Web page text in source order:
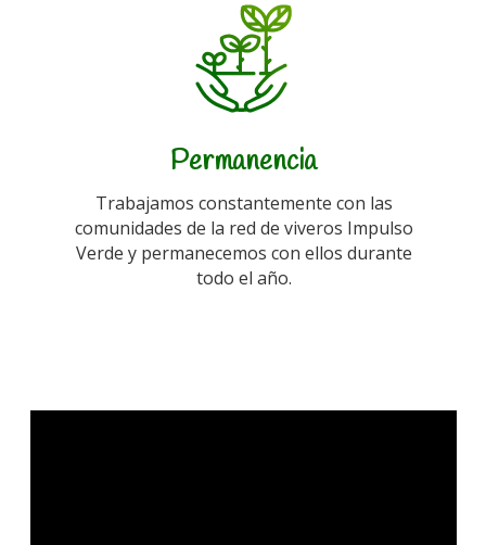
Permanencia
Trabajamos constantemente con las
comunidades de la red de viveros Impulso
Verde y permanecemos con ellos durante
todo el año.